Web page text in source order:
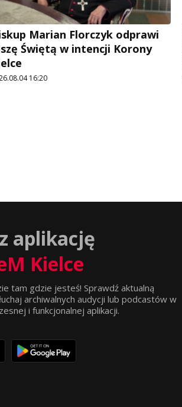
Marian Florczyk odprawi
Świętą w intencji Korony
16:20
aplikację
Kielce
tam gdzie jesteś! Sprawdź aktualną
archiwalnych audycji lub podcastów w
i funkcjonalnej aplikacji.